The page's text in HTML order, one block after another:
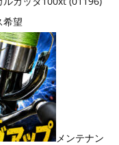
希望
メンテナン